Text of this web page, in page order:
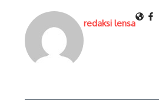
redaksi lensa